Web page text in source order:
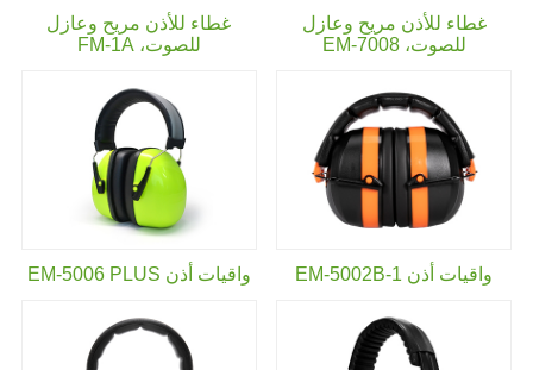
غطاء للأذن مريح وعازل
للصوت،EM-7008
غطاء للأذن مريح وعازل
للصوت، FM-1A
واقيات أذن EM-5002B-1 واقيات أذن EM-5006 PLUS